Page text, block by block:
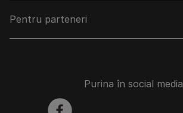
Pentru parteneri
Purina în social media